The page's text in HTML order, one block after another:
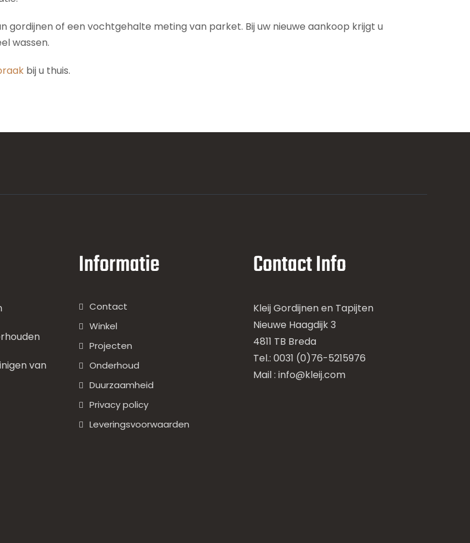
of een vochtgehalte meting van parket. Bij uw nieuwe aankoop krijgt u
wassen.
bij u thuis.
van
Informatie
Contact
Winkel
Projecten
Onderhoud
Duurzaamheid
Privacy policy
Leveringsvoorwaarden
Contact Info
Kleij Gordijnen en Tapijten
Nieuwe Haagdijk 3
4811 TB Breda
Tel.: 0031 (0)76-5215976
Mail : info@kleij.com